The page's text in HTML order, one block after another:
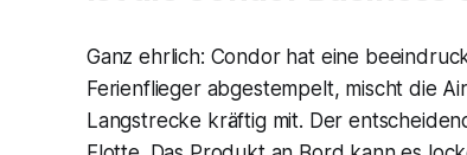
Ganz ehrlich: Condor hat eine
Ferienflieger abgestempelt, mischt die
Langstrecke kräftig mit. Der